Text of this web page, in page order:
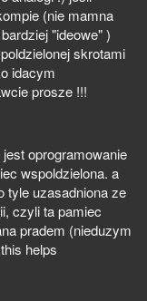
(nie mamna
"ideowe" )
skrotami
idacym
prosze !!!
oprogramowanie
wspoldzielona. a
tyle uzasadniona ze
czyli ta pamiec
pradem (nieduzym
helps